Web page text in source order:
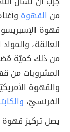
من القهوة
قهوة
العالقة،
من ذلك كميّة
المشروبات من
والقهوة
الفرنسيّ،